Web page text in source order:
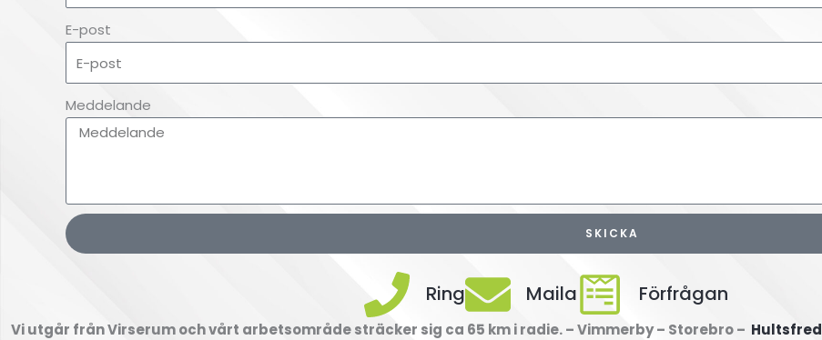
E-post
Meddelande
SKICKA
Ring Maila Förfrågan
Vi utgår från Virserum och vårt arbetsområde sträcker sig ca 65 km i radie. – Vimmerby – Storebro – Hultsfred